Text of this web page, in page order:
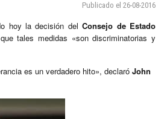
Publicado el 26-08-2016
hoy la decisión delConsejo de Estado
tales medidas «son discriminatorias y
es un verdadero hito», declaró John